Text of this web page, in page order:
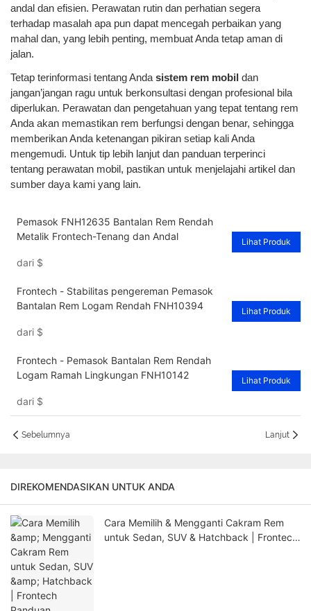
andal dan efisien. Perawatan rutin dan perhatian segera
terhadap masalah apa pun dapat mencegah perbaikan yang
mahal dan, yang lebih penting, membuat Anda tetap aman di
jalan.
Tetap terinformasi tentang Andasistem rem mobil dan
jangan’jangan ragu untuk berkonsultasi dengan profesional bila
diperlukan. Perawatan dan pengetahuan yang tepat tentang rem
Anda akan memastikan rem berfungsi dengan benar, sehingga
memberikan Anda ketenangan pikiran setiap kali Anda
mengemudi. Untuk tip lebih lanjut dan panduan terperinci
tentang perawatan mobil, pastikan untuk menjelajahi artikel dan
sumber daya kami yang lain.
Pemasok FNH12635 Bantalan Rem Rendah
Metalik Frontech-Tenang dan Andal
dari $
Lihat Produk
Frontech - Stabilitas pengereman Pemasok
Bantalan Rem Logam Rendah FNH10394
dari $
Lihat Produk
Frontech - Pemasok Bantalan Rem Rendah
Logam Ramah Lingkungan FNH10142
dari $
Lihat Produk
Sebelumnya Lanjut
DIREKOMENDASIKAN UNTUK ANDA
Cara Memilih & Mengganti Cakram Rem
untuk Sedan, SUV & Hatchback | Frontech